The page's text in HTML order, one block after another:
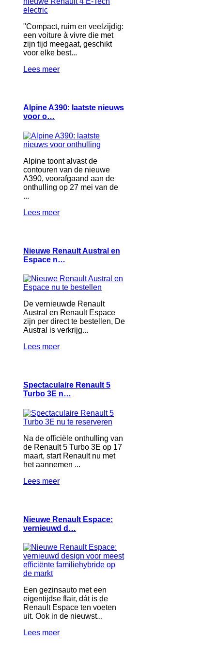
"Compact, ruim en veelzijdig:
een voiture à vivre die met
zijn tijd meegaat, geschikt
voor elke best...
Lees meer
Alpine A390: laatste nieuws
voor o…
Alpine toont alvast de
contouren van de nieuwe
A390, voorafgaand aan de
onthulling op 27 mei van de
...
Lees meer
Nieuwe Renault Austral en
Espace n…
De vernieuwde Renault
Austral en Renault Espace
zijn per direct te bestellen, De
Austral is verkrijg...
Lees meer
Spectaculaire Renault 5
Turbo 3E n…
Na de officiële onthulling van
de Renault 5 Turbo 3E op 17
maart, start Renault nu met
het aannemen ...
Lees meer
Nieuwe Renault Espace:
vernieuwd d…
Een gezinsauto met een
eigentijdse flair, dát is de
Renault Espace ten voeten
uit. Ook in de nieuwst...
Lees meer